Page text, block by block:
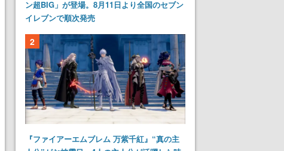
ン超BIG」が登場。8月11日より全国のセブン
イレブンで順次発売
2
『ファイアーエムブレム 万紫千紅』“真の主